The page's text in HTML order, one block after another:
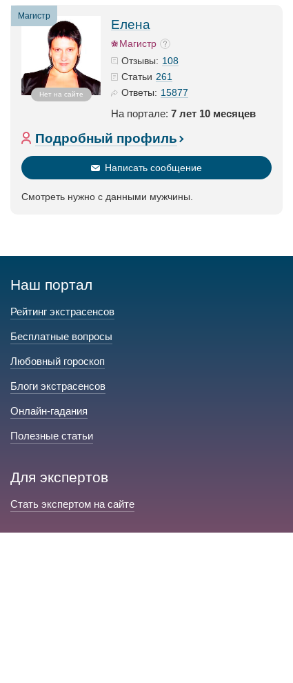
Магистр
Нет на сайте
Елена
Магистр
Отзывы: 108
Статьи 261
Ответы: 15877
На портале: 7 лет 10 месяцев
Подробный профиль
Написать сообщение
Смотреть нужно с данными мужчины.
Наш портал
Рейтинг экстрасенсов
Бесплатные вопросы
Любовный гороскоп
Блоги экстрасенсов
Онлайн-гадания
Полезные статьи
Для экспертов
Стать экспертом на сайте